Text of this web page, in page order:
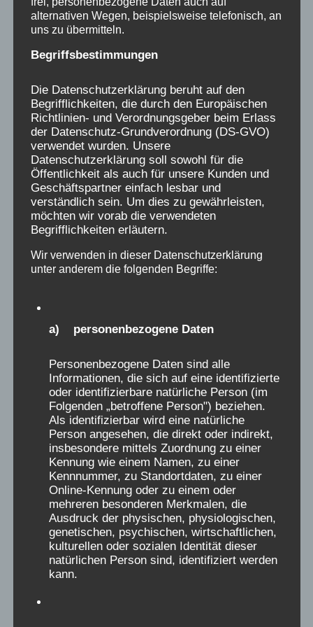
MI.
2
NRW: Philosophisches Café mit Jens Helmig
02.07.2025 - 17:30-19:30
alternativen Wegen, beispielsweise telefonisch, an
uns zu übermitteln.
Begriffsbestimmungen
Die Datenschutzerklärung beruht auf den
Begrifflichkeiten, die durch den Europäischen
Richtlinien- und Verordnungsgeber beim Erlass
der Datenschutz-Grundverordnung (DS-GVO)
verwendet wurden. Unsere
Datenschutzerklärung soll sowohl für die
Öffentlichkeit als auch für unsere Kunden und
Geschäftspartner einfach lesbar und
verständlich sein. Um dies zu gewährleisten,
möchten wir vorab die verwendeten
Begrifflichkeiten erläutern.
Wir verwenden in dieser Datenschutzerklärung
unter anderem die folgenden Begriffe:
a) personenbezogene Daten
Personenbezogene Daten sind alle
Informationen, die sich auf eine identifizierte
oder identifizierbare natürliche Person (im
Folgenden „betroffene Person") beziehen.
Als identifizierbar wird eine natürliche
Person angesehen, die direkt oder indirekt,
insbesondere mittels Zuordnung zu einer
Kennung wie einem Namen, zu einer
Kennnummer, zu Standortdaten, zu einer
Online-Kennung oder zu einem oder
mehreren besonderen Merkmalen, die
Ausdruck der physischen, physiologischen,
genetischen, psychischen, wirtschaftlichen,
kulturellen oder sozialen Identität dieser
natürlichen Person sind, identifiziert werden
kann.